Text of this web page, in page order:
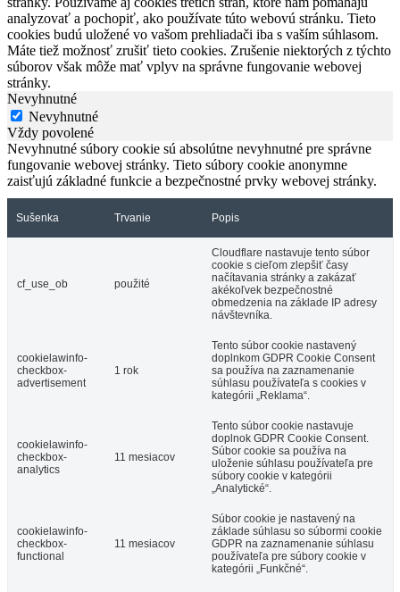
analyzovať a pochopiť, ako používate túto webovú stránku. Tieto
cookies budú uložené vo vašom prehliadači iba s vaším súhlasom.
Máte tiež možnosť zrušiť tieto cookies. Zrušenie niektorých z týchto
súborov však môže mať vplyv na správne fungovanie webovej
stránky.
Nevyhnutné
Nevyhnutné
Vždy povolené
Nevyhnutné súbory cookie sú absolútne nevyhnutné pre správne
fungovanie webovej stránky. Tieto súbory cookie anonymne
zaisťujú základné funkcie a bezpečnostné prvky webovej stránky.
Sušenka Trvanie Popis
cf_use_ob použité
Cloudflare nastavuje tento súbor
cookie s cieľom zlepšiť časy
načítavania stránky a zakázať
akékoľvek bezpečnostné
obmedzenia na základe IP adresy
návštevníka.
cookielawinfo-
checkbox-
advertisement
1 rok
Tento súbor cookie nastavený
doplnkom GDPR Cookie Consent
sa používa na zaznamenanie
súhlasu používateľa s cookies v
kategórii „Reklama“.
cookielawinfo-
checkbox-
analytics
11 mesiacov
Tento súbor cookie nastavuje
doplnok GDPR Cookie Consent.
Súbor cookie sa používa na
uloženie súhlasu používateľa pre
súbory cookie v kategórii
„Analytické“.
cookielawinfo-
checkbox-
functional
11 mesiacov
Súbor cookie je nastavený na
základe súhlasu so súbormi cookie
GDPR na zaznamenanie súhlasu
používateľa pre súbory cookie v
kategórii „Funkčné“.